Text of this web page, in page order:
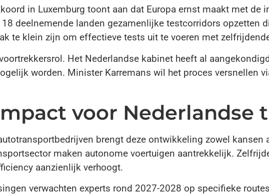
in Luxemburg toont aan dat Europa ernst maakt met de
deelnemende landen gezamenlijke testcorridors opzetten
te klein zijn om effectieve tests uit te voeren met
Het Nederlandse kabinet heeft al
worden. Minister Karremans wil het proces versnellen
voor Nederlandse
brengt deze ontwikkeling zowel kansen
maken autonome voertuigen aantrekkelijk.
aanzienlijk verhoogt.
verwachten experts rond 2027-2028 op specifieke